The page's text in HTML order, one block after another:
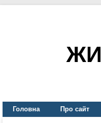
Головна Про сайт